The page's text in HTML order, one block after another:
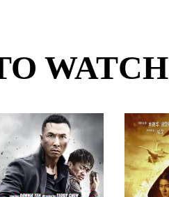
WATCH